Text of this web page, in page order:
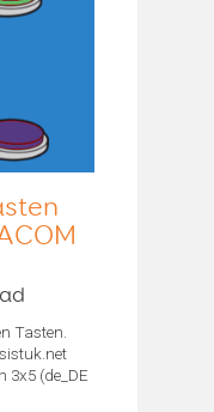
Tasten.
3x5 (de_DE